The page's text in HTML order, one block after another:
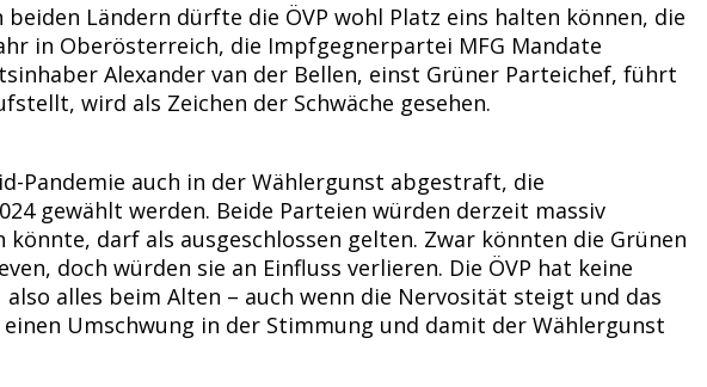
Ländern dürfte die ÖVP wohl Platz eins halten können, die
in Oberösterreich, die Impfgegnerpartei MFG Mandate
Alexander van der Bellen, einst Grüner Parteichef, führt
wird als Zeichen der Schwäche gesehen.
Pandemie auch in der Wählergunst abgestraft, die
gewählt werden. Beide Parteien würden derzeit massiv
darf als ausgeschlossen gelten. Zwar könnten die Grünen
doch würden sie an Einfluss verlieren. Die ÖVP hat keine
alles beim Alten – auch wenn die Nervosität steigt und das
Umschwung in der Stimmung und damit der Wählergunst